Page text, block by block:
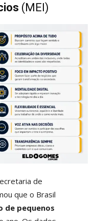
(MEI)
de
que o Brasil
de pequenos